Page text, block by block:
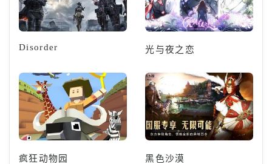
Disorder 光与夜之恋
疯狂动物园 黑色沙漠